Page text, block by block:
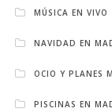
MÚSICA EN VIVO
NAVIDAD EN
OCIO Y PLANES
PISCINAS EN